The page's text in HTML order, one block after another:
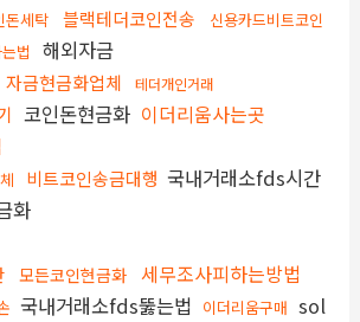
돈세탁 블랙테더코인전송
신용카드비트코인
법
해외자금
자금현금화업체 테더개인거래
코인돈현금화 이더리움사는곳
비트코인송금대행 국내거래소fds시간
화
모든코인현금화
세무조사피하는방법
국내거래소fds뚫는법 이더리움구매 sol